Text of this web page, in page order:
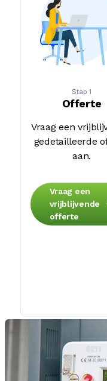
Stap 1
Offerte
Vraag een
gedetailleerde
aan.
Vraag een
vrijblijvende
offerte